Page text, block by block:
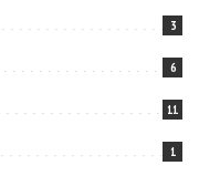
3
6
11
1